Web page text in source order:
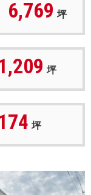
6,769 坪
坪
坪